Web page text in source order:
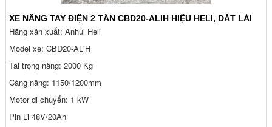
XE NÂNG TAY ĐIỆN 2 TẤN CBD20-ALIH HIỆU HELI, DẮT LÁI
Hãng xản xuất: Anhui Heli
Model xe: CBD20-ALiH
Tải trọng nâng: 2000 Kg
Càng nâng: 1150/1200mm
Motor di chuyển: 1 kW
Pin Li 48V/20Ah